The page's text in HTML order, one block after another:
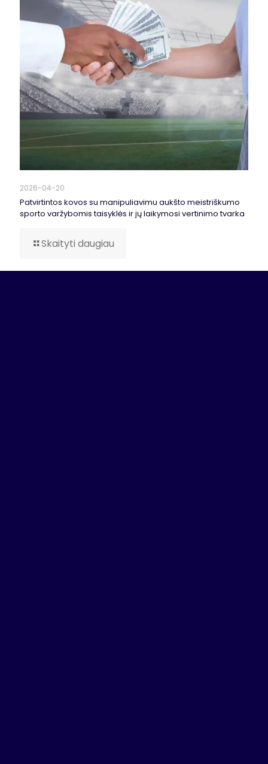
2026-04-20
Patvirtintos kovos su manipuliavimu aukšto meistriškumo
sporto varžybomis taisyklės ir jų laikymosi vertinimo tvarka
Skaityti daugiau